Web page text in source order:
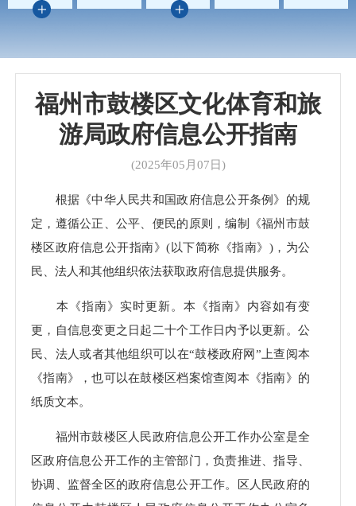
福州市鼓楼区文化体育和旅
游局政府信息公开指南
(2025年05月07日)
根据《中华人民共和国政府信息公开条例》的规
定，遵循公正、公平、便民的原则，编制《福州市鼓
楼区政府信息公开指南》(以下简称《指南》)，为公
民、法人和其他组织依法获取政府信息提供服务。
本《指南》实时更新。本《指南》内容如有变
更，自信息变更之日起二十个工作日内予以更新。公
民、法人或者其他组织可以在“鼓楼政府网”上查阅本
《指南》，也可以在鼓楼区档案馆查阅本《指南》的
纸质文本。
福州市鼓楼区人民政府信息公开工作办公室是全
区政府信息公开工作的主管部门，负责推进、指导、
协调、监督全区的政府信息公开工作。区人民政府的